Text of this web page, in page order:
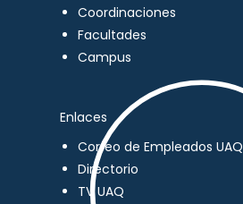
Coordinaciones
Facultades
Campus
Enlaces
Correo de Empleados UAQ
Directorio
TV UAQ